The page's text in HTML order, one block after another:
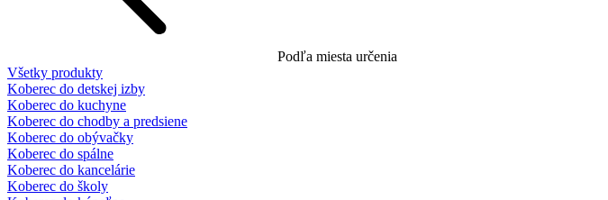
Podľa miesta určenia
Všetky produkty
Koberec do detskej izby
Koberec do kuchyne
Koberec do chodby a predsiene
Koberec do obývačky
Koberec do spálne
Koberec do kancelárie
Koberec do školy